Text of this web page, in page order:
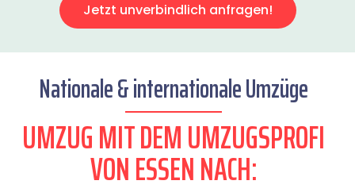
Jetzt unverbindlich anfragen!
Nationale & internationale Umzüge
UMZUG MIT DEM UMZUGSPROFI
VON ESSEN NACH: